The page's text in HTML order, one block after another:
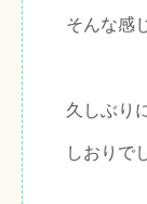
そんな感
久しぶり
しおりで